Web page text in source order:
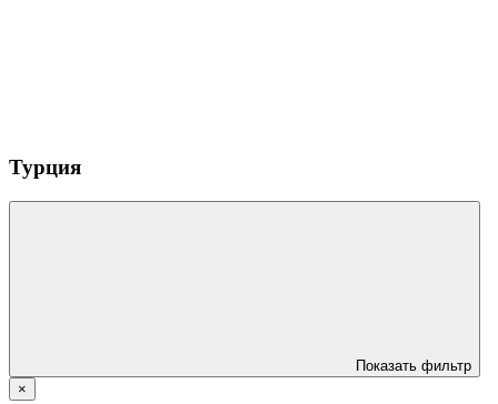
Турция
Показать фильтр
×